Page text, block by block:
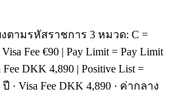
ตามรหัสราชการ 3 หมวด: C =
Fee €90 | Pay Limit = Pay Limit
Fee DKK 4,890 | Positive List =
· Visa Fee DKK 4,890 · ค่ากลาง